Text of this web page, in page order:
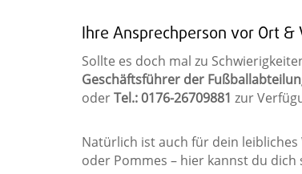
Ihre Ansprechperson vor Ort &
Sollte es doch mal zu
Geschäftsführer der
oderTel.: 0176-26709881 zur
Natürlich ist auch für dein
oder Pommes – hier kannst du